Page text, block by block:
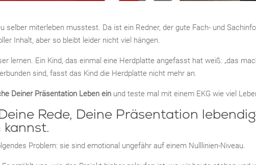
selber miterleben musstest. Da ist ein Redner, der gute Fach- und
Inhalt, aber so bleibt leider nicht viel hängen.
lernen. Ein Kind, das einmal eine Herdplatte angefasst hat weiß: „das
sind, fasst das Kind die Herdplatte nicht mehr an.
Deiner Präsentation Leben ein und teste mal mit einem EKG wie viel
Rede, Deine Präsentation
Problem: sie sind emotional ungefähr auf einem Nulllinien-Niveau.